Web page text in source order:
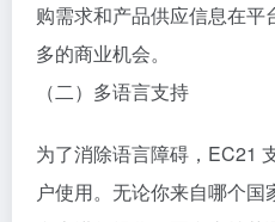
购需求和产品供应信息在
多的商业机会。
（二）多语言支持
为了消除语言障碍，EC21
户使用。无论你来自哪个